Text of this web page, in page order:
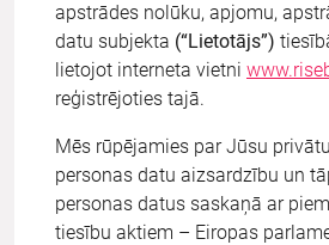
apstrādes nolūku, apjomu,
datu subjekta (“Lietotājs”)
lietojot interneta vietni
reģistrējoties tajā.
Mēs rūpējamies par Jūsu
personas datu aizsardzību un
personas datus saskaņā ar
tiesību aktiem – Eiropas